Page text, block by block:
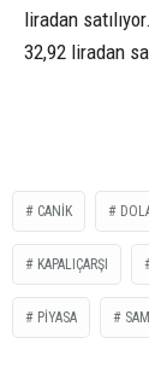
liradan
32,92 liradan
CANİK
KAPALIÇARŞI
PİYASA